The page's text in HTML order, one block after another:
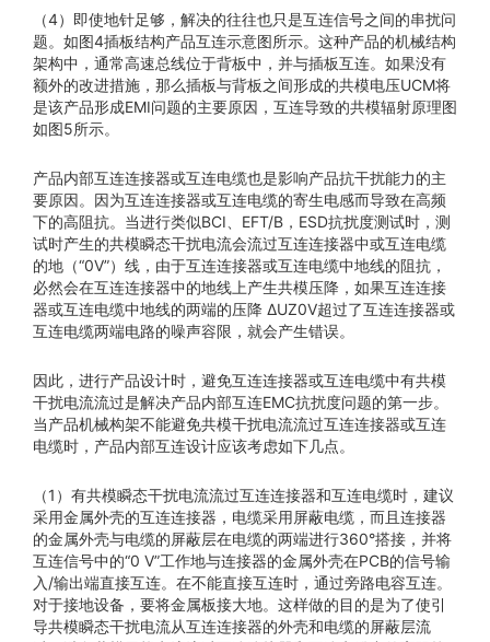
（4）即使地针足够，解决的往往也只是互连信号之间的串扰问
题。如图4插板结构产品互连示意图所示。这种产品的机械结构
架构中，通常高速总线位于背板中，并与插板互连。如果没有
额外的改进措施，那么插板与背板之间形成的共模电压UCM将
是该产品形成EMI问题的主要原因，互连导致的共模辐射原理图
如图5所示。
产品内部互连连接器或互连电缆也是影响产品抗干扰能力的主
要原因。因为互连连接器或互连电缆的寄生电感而导致在高频
下的高阻抗。当进行类似BCI、EFT/B，ESD抗扰度测试时，测
试时产生的共模瞬态干扰电流会流过互连连接器中或互连电缆
的地（“0V”）线，由于互连连接器或互连电缆中地线的阻抗，
必然会在互连连接器中的地线上产生共模压降，如果互连连接
器或互连电缆中地线的两端的压降 ΔUZ0V超过了互连连接器或
互连电缆两端电路的噪声容限，就会产生错误。
因此，进行产品设计时，避免互连连接器或互连电缆中有共模
干扰电流流过是解决产品内部互连EMC抗扰度问题的第一步。
当产品机械构架不能避免共模干扰电流流过互连连接器或互连
电缆时，产品内部互连设计应该考虑如下几点。
（1）有共模瞬态干扰电流流过互连连接器和互连电缆时，建议
采用金属外壳的互连连接器，电缆采用屏蔽电缆，而且连接器
的金属外壳与电缆的屏蔽层在电缆的两端进行360°搭接，并将
互连信号中的“0 V”工作地与连接器的金属外壳在PCB的信号输
入/输出端直接互连。在不能直接互连时，通过旁路电容互连。
对于接地设备，要将金属板接大地。这样做的目的是为了使引
导共模瞬态干扰电流从互连连接器的外壳和电缆的屏蔽层流